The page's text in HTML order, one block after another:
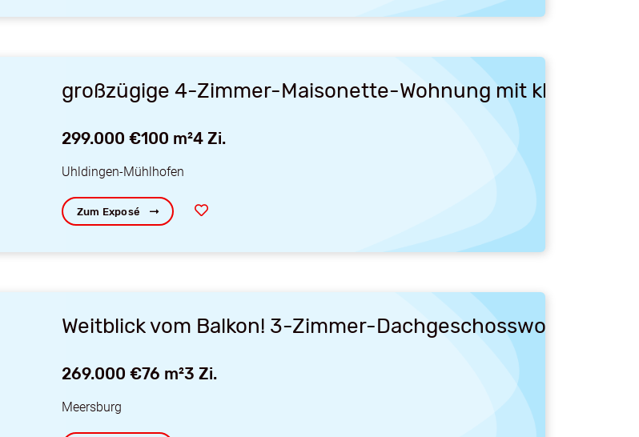
großzügige 4-Zimmer-Maisonette-Wohnung mit kleiner
299.000 €100 m²4 Zi.
Uhldingen-Mühlhofen
Zum Exposé
Weitblick vom Balkon! 3-Zimmer-Dachgeschosswohnung
269.000 €76 m²3 Zi.
Meersburg